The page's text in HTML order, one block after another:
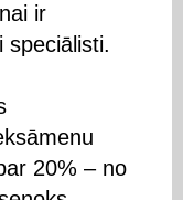
ir
speciālisti.
20% – no